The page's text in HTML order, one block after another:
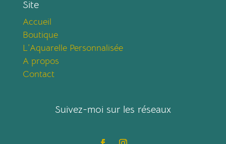
Site
Accueil
Boutique
L’Aquarelle Personnalisée
A propos
Contact
Suivez-moi sur les réseaux